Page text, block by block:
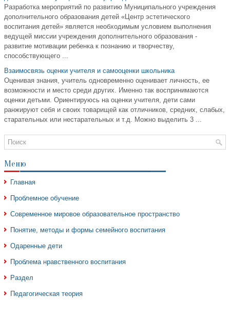
Разработка мероприятий по развитию Муниципального учреждения
дополнительного образования детей «Центр эстетического
воспитания детей» является необходимым условием выполнения
ведущей миссии учреждения дополнительного образования -
развитие мотивации ребенка к познанию и творчеству,
способствующего ...
Взаимосвязь оценки учителя и самооценки школьника
Оценивая знания, учитель одновременно оценивает личность, ее
возможности и место среди других. Именно так воспринимаются
оценки детьми. Ориентируюсь на оценки учителя, дети сами
ранжируют себя и своих товарищей как отличников, средних, слабых,
старательных или нестарательных и т.д. Можно выделить 3 ...
Меню
Главная
Проблемное обучение
Современное мировое образовательное пространство
Понятие, методы и формы семейного воспитания
Одаренные дети
Проблема нравственного воспитания
Раздел
Педагогическая теория